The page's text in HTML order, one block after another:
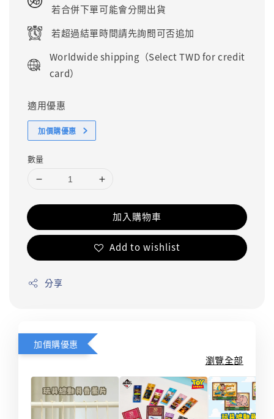
若合併下單可能會分開出貨
若超過結單時間請先詢問可否追加
Worldwide shipping（Select TWD for credit
card）
適用優惠
加價購優惠
數量
加入購物車
Add to wishlist
分享
加價購優惠
瀏覽全部